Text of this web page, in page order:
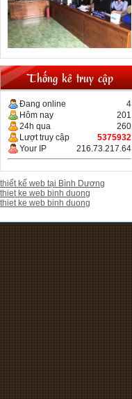
Thống kê truy cập
Đang online
4
Hôm nay
201
24h qua
260
Lượt truy cập
5375932
Your IP
216.73.217.64
thiết kế web tại Bình Dương
thiet ke web binh duong
thiet ke web binh duong